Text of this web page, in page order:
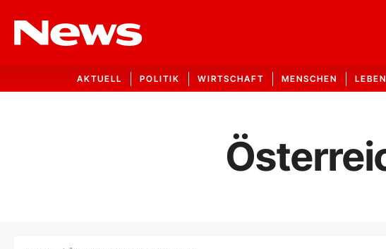
AKTUELL POLITIK WIRTSCHAFT MENSCHEN LEBEN